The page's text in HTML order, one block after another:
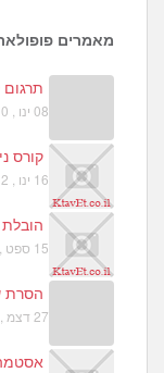
מאמרים
תרגום ל-10 השפות
08 ינו , 2010
קורס
16 ינו , 2012
15 ספט , 2010
הסרת
27 דצמ , 2009